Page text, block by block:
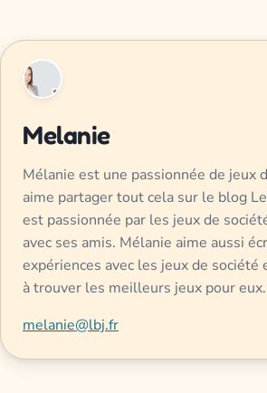
Melanie
Mélanie est une passionnée de jeux
aime partager tout cela sur le blog
est passionnée par les jeux de
avec ses amis. Mélanie aime aussi
expériences avec les jeux de société
à trouver les meilleurs jeux pour eux.
melanie@lbj.fr